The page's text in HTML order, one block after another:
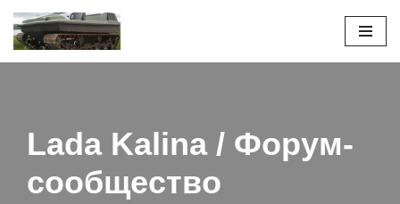
Перейти
Lada Kalina / Форум-
сообщество